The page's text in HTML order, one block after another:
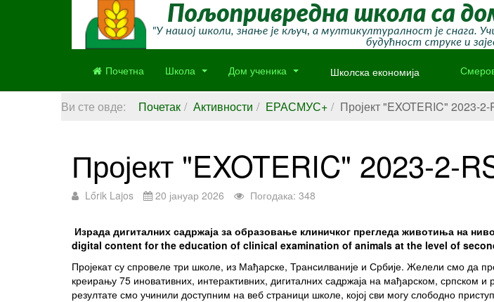
Почетна Школа Дом ученика Школска економија
Ви сте овде: Почетак Активности ЕРАСМУС+ Пројект "EXOTERIC" 2023-
Пројект "EXOTERIC" 2023-2-
Lőrik Lajos 20 јануар 2026 Погодака: 348
Израда дигиталних садржаја за образовање клиничког прегледа животиња на
digital content for the education of clinical examination of animals at the level of
Пројекат су спровеле три школе, из Мађарске, Трансилваније и Србије. Желели смо да
креирању 75 иновативних, интерактивних, дигиталних садржаја на мађарском, српском
резултате смо учинили доступним на веб страници школе, којој сви могу слободно